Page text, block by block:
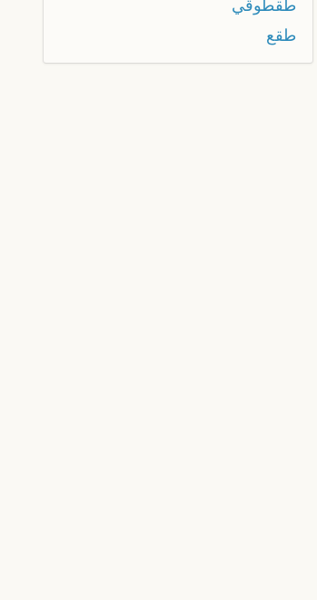
طقطوقي
طقع